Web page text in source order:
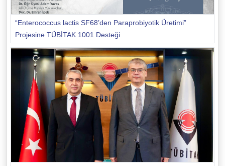
“Enterococcus lactis SF68’den Paraprobiyotik Üretimi”
Projesine TÜBİTAK 1001 Desteği